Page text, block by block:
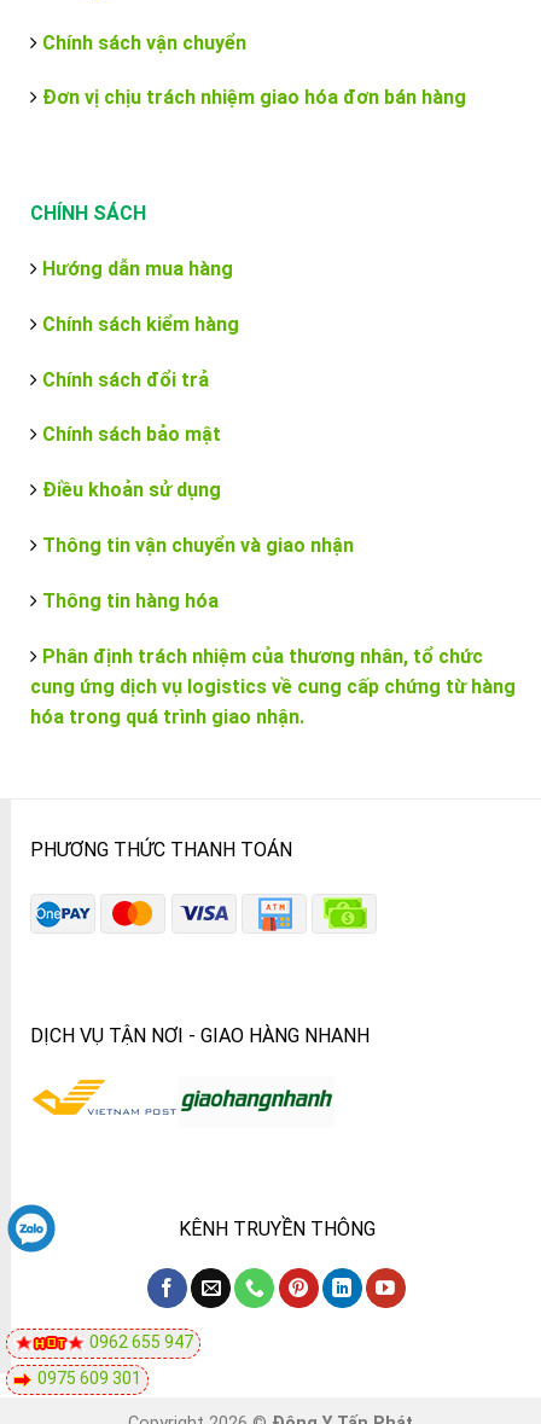
Chính sách vận chuyển
Đơn vị chịu trách nhiệm giao hóa đơn bán hàng
CHÍNH SÁCH
Hướng dẫn mua hàng
Chính sách kiểm hàng
Chính sách đổi trả
Chính sách bảo mật
Điều khoản sử dụng
Thông tin vận chuyển và giao nhận
Thông tin hàng hóa
Phân định trách nhiệm của thương nhân, tổ chức
cung ứng dịch vụ logistics về cung cấp chứng từ hàng
hóa trong quá trình giao nhận.
PHƯƠNG THỨC THANH TOÁN
DỊCH VỤ TẬN NƠI - GIAO HÀNG NHANH
KÊNH TRUYỀN THÔNG
0975 609 301
0962 655 947